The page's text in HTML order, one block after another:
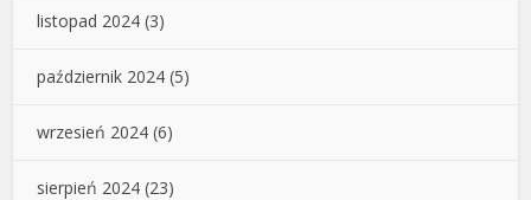
listopad 2024 (3)
październik 2024 (5)
wrzesień 2024 (6)
sierpień 2024 (23)